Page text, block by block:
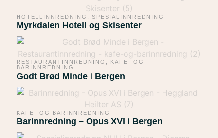
HOTELLINNREDNING SPESIALINNREDNING
Myrkdalen Hotell og Skisenter
RESTAURANTINNREDNING
KAFE -OG
BARINNREDNING
Godt Brød Minde i Bergen
KAFE -OG BARINNREDNING
Barinnredning – Opus XVI i Bergen